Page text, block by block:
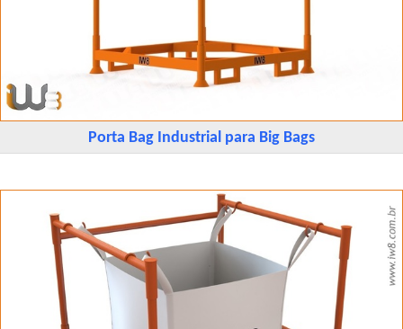
Porta Bag Industrial para Big Bags